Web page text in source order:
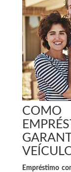
Empréstimo